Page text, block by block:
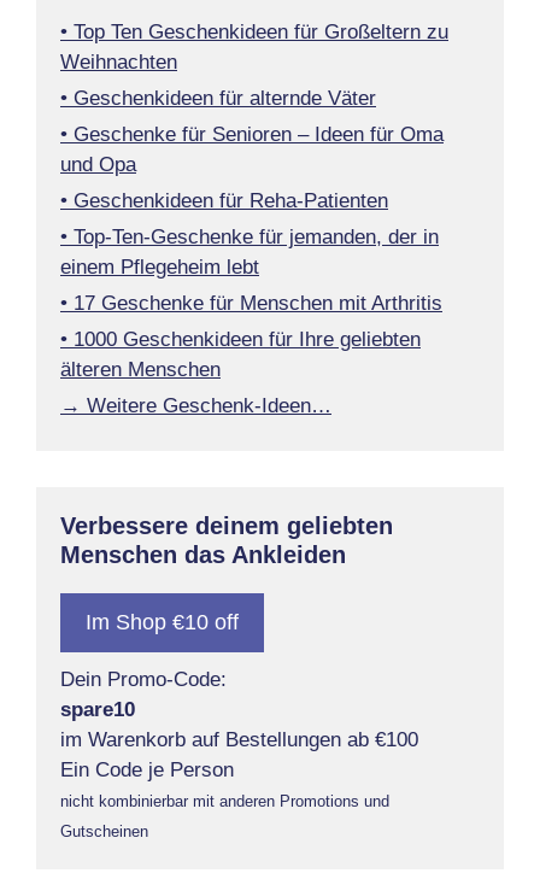
• Top Ten Geschenkideen für Großeltern zu
Weihnachten
• Geschenkideen für alternde Väter
• Geschenke für Senioren – Ideen für Oma
und Opa
• Geschenkideen für Reha-Patienten
• Top-Ten-Geschenke für jemanden, der in
einem Pflegeheim lebt
• 17 Geschenke für Menschen mit Arthritis
• 1000 Geschenkideen für Ihre geliebten
älteren Menschen
→ Weitere Geschenk-Ideen…
Verbessere deinem geliebten
Menschen das Ankleiden
Im Shop €10 off
Dein Promo-Code:
spare10
im Warenkorb auf Bestellungen ab €100
Ein Code je Person
nicht kombinierbar mit anderen Promotions und
Gutscheinen